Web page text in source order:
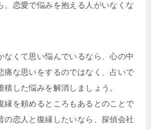
、恋愛で悩みを抱える人がいなくな
なくて思い悩んでいるなら、心の中
痛な思いをするのではなく、占いで
積した悩みを解消しましょう。
縁を頼めるところもあるとのことで
の恋人と復縁したいなら、探偵会社